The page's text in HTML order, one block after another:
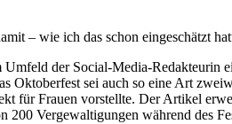
– wie ich das schon eingeschätzt
der Social-Media-Redakteurin
Oktoberfest sei auch so eine Art
für Frauen vorstellte. Der Artikel
200 Vergewaltigungen während des